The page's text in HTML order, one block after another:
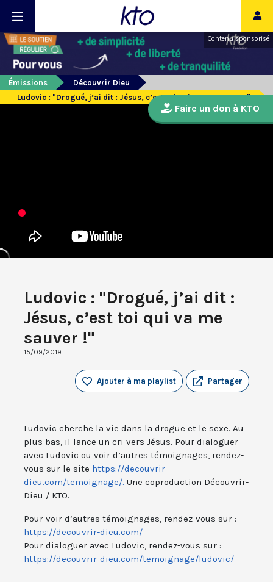
Contenu sponsorisé
Émissions
Découvrir Dieu
Ludovic : "Drogué, j’ai dit : Jésus, c’est toi qui va me sauver !"
Ludovic : "Drogué, j’ai dit :
Jésus, c’est toi qui va me
sauver !"
15/09/2019
Partager
Ajouter à ma playlist
Ludovic cherche la vie dans la drogue et le sexe. Au
plus bas, il lance un cri vers Jésus. Pour dialoguer
avec Ludovic ou voir d’autres témoignages, rendez-
vous sur le site https://decouvrir-
dieu.com/temoignage/. Une coproduction Découvrir-
Dieu / KTO.
Pour voir d’autres témoignages, rendez-vous sur :
https://decouvrir-dieu.com/
Pour dialoguer avec Ludovic, rendez-vous sur :
https://decouvrir-dieu.com/temoignage/ludovic/
Faire un don à KTO